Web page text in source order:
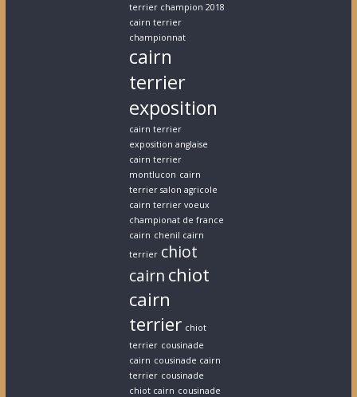
terrier champion 2018
cairn terrier
championnat
cairn
terrier
exposition
cairn terrier
exposition anglaise
cairn terrier
montlucon cairn
terrier salon agricole
cairn terrier voeux
championat de france
cairn chenil cairn
terrier chiot
cairn chiot
cairn
terrier chiot
terrier cousinade
cairn cousinade cairn
terrier cousinade
chiot cairn cousinade